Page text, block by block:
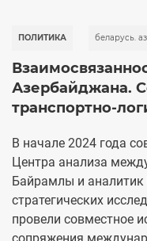
ПОЛИТИКА беларусь.
Азербайджана.
транспортно-
В начале 2024 года
Центра анализа
Байрамлы и аналитик
стратегических
провели совместное